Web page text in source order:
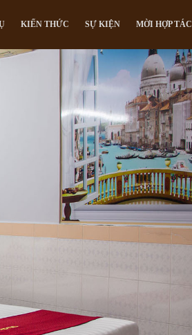
KIẾN THỨC SỰ KIỆN MỜI HỢP TÁC